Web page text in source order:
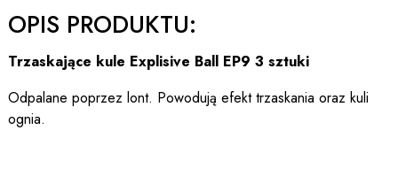
OPIS PRODUKTU:
Trzaskające kule Explisive Ball EP9 3 sztuki
Odpalane poprzez lont. Powodują efekt trzaskania oraz kuli
ognia.